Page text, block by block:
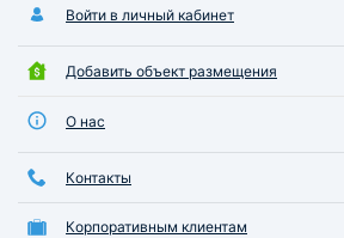
Войти в личный кабинет
Добавить объект размещения
О нас
Контакты
Корпоративным клиентам